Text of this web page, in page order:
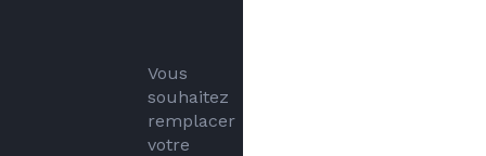
Vous
souhaitez
remplacer
votre